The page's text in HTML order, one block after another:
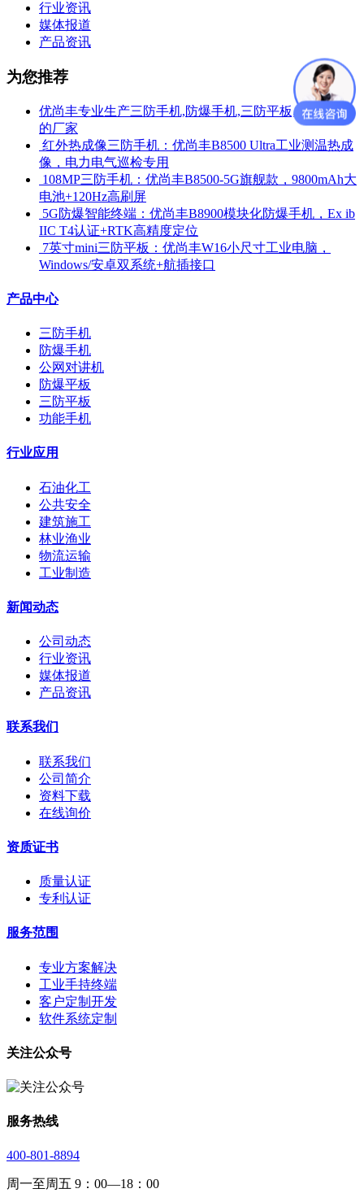
行业资讯
媒体报道
产品资讯
为您推荐
优尚丰专业生产三防手机,防爆手机,三防平板,防爆平板
的厂家
​ 红外热成像三防手机：优尚丰B8500 Ultra工业测温热成
像，电力电气巡检专用
​ 108MP三防手机：优尚丰B8500-5G旗舰款，9800mAh大
电池+120Hz高刷屏
​ 5G防爆智能终端：优尚丰B8900模块化防爆手机，Ex ib
IIC T4认证+RTK高精度定位
​ 7英寸mini三防平板：优尚丰W16小尺寸工业电脑，
Windows/安卓双系统+航插接口
产品中心
三防手机
防爆手机
公网对讲机
防爆平板
三防平板
功能手机
行业应用
石油化工
公共安全
建筑施工
林业渔业
物流运输
工业制造
新闻动态
公司动态
行业资讯
媒体报道
产品资讯
联系我们
联系我们
公司简介
资料下载
在线询价
资质证书
质量认证
专利认证
服务范围
专业方案解决
工业手持终端
客户定制开发
软件系统定制
关注公众号
服务热线
400-801-8894
周一至周五 9：00—18：00